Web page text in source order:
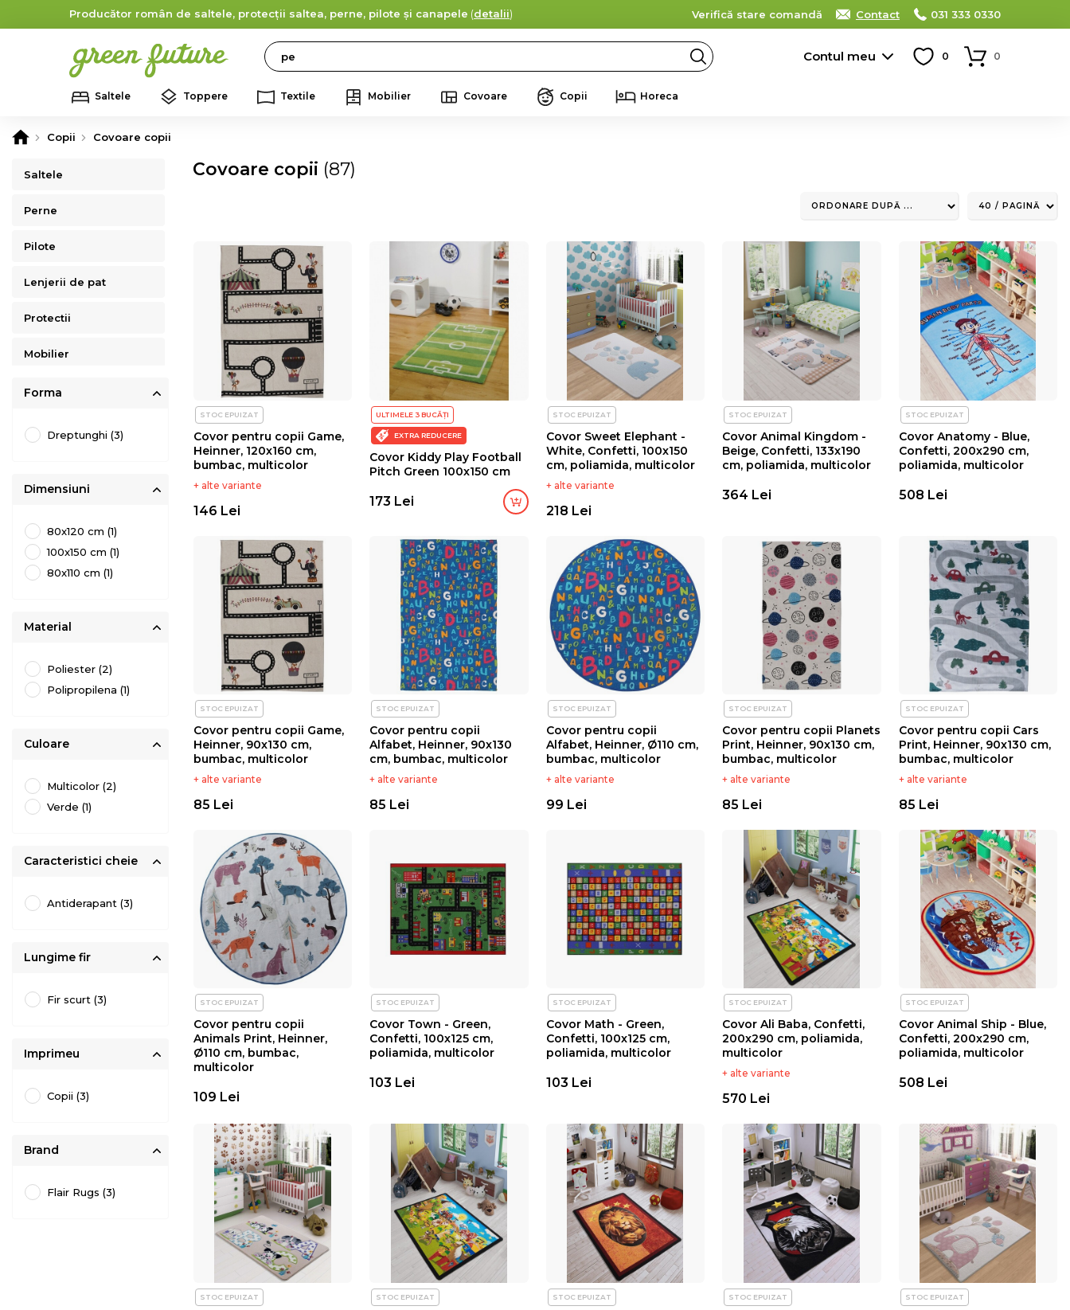
Producător român de saltele, protecții saltea, perne, pilote și canapele (detalii) Verifică stare comandă Contact 031 333 0330
Search Contul meu 0 0
Saltele Toppere Textile Mobilier Covoare Copii Horeca
Copii Covoare copii
Saltele
Perne
Pilote
Lenjerii de pat
Protectii
Mobilier
Maternitate
Covoare copii
Accesorii hranire
Jucarii
Imbracaminte si
incaltaminte
Forma
Dreptunghi (3)
Dimensiuni
80x120 cm (1)
100x150 cm (1)
80x110 cm (1)
Material
Poliester (2)
Polipropilena (1)
Culoare
Multicolor (2)
Verde (1)
Caracteristici cheie
Antiderapant (3)
Lungime fir
Fir scurt (3)
Imprimeu
Copii (3)
Brand
Flair Rugs (3)
Covoare copii (87)
STOC EPUIZAT
Covor pentru copii Game,
Heinner, 120x160 cm,
bumbac, multicolor
+ alte variante
146 Lei
ULTIMELE 3 BUCĂȚI
EXTRA REDUCERE
Covor Kiddy Play Football
Pitch Green 100x150 cm
173 Lei
STOC EPUIZAT
Covor Sweet Elephant -
White, Confetti, 100x150
cm, poliamida, multicolor
+ alte variante
218 Lei
STOC EPUIZAT
Covor Animal Kingdom -
Beige, Confetti, 133x190
cm, poliamida, multicolor
364 Lei
STOC EPUIZAT
Covor Anatomy - Blue,
Confetti, 200x290 cm,
poliamida, multicolor
508 Lei
STOC EPUIZAT
Covor pentru copii Game,
Heinner, 90x130 cm,
bumbac, multicolor
+ alte variante
85 Lei
STOC EPUIZAT
Covor pentru copii
Alfabet, Heinner, 90x130
cm, bumbac, multicolor
+ alte variante
85 Lei
STOC EPUIZAT
Covor pentru copii
Alfabet, Heinner, Ø110 cm,
bumbac, multicolor
+ alte variante
99 Lei
STOC EPUIZAT
Covor pentru copii Planets
Print, Heinner, 90x130 cm,
bumbac, multicolor
+ alte variante
85 Lei
STOC EPUIZAT
Covor pentru copii Cars
Print, Heinner, 90x130 cm,
bumbac, multicolor
+ alte variante
85 Lei
STOC EPUIZAT
Covor pentru copii
Animals Print, Heinner,
Ø110 cm, bumbac,
multicolor
109 Lei
STOC EPUIZAT
Covor Town - Green,
Confetti, 100x125 cm,
poliamida, multicolor
103 Lei
STOC EPUIZAT
Covor Math - Green,
Confetti, 100x125 cm,
poliamida, multicolor
103 Lei
STOC EPUIZAT
Covor Ali Baba, Confetti,
200x290 cm, poliamida,
multicolor
+ alte variante
570 Lei
STOC EPUIZAT
Covor Animal Ship - Blue,
Confetti, 200x290 cm,
poliamida, multicolor
508 Lei
STOC EPUIZAT STOC EPUIZAT STOC EPUIZAT STOC EPUIZAT STOC EPUIZAT